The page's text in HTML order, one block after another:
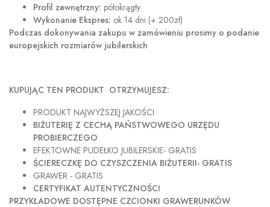
Profil zewnętrzny: półokrągły
Wykonanie Ekspres: ok 14 dni (+ 200zł)
Podczas dokonywania zakupu w zamówieniu prosimy o podanie
europejskich rozmiarów jubilerskich
KUPUJĄC TEN PRODUKT OTRZYMUJESZ:
PRODUKT NAJWYŻSZEJ JAKOŚCI
BIŻUTERIĘ Z CECHĄ PAŃSTWOWEGO URZĘDU
PROBIERCZEGO
EFEKTOWNE PUDEŁKO JUBILERSKIE- GRATIS
ŚCIERECZKĘ DO CZYSZCZENIA BIŻUTERII- GRATIS
GRAWER - GRATIS
CERTYFIKAT AUTENTYCZNOŚCI
PRZYKŁADOWE DOSTĘPNE CZCIONKI GRAWERUNKÓW